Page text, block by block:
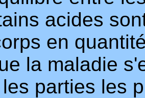
acides
en
la maladie
parties les